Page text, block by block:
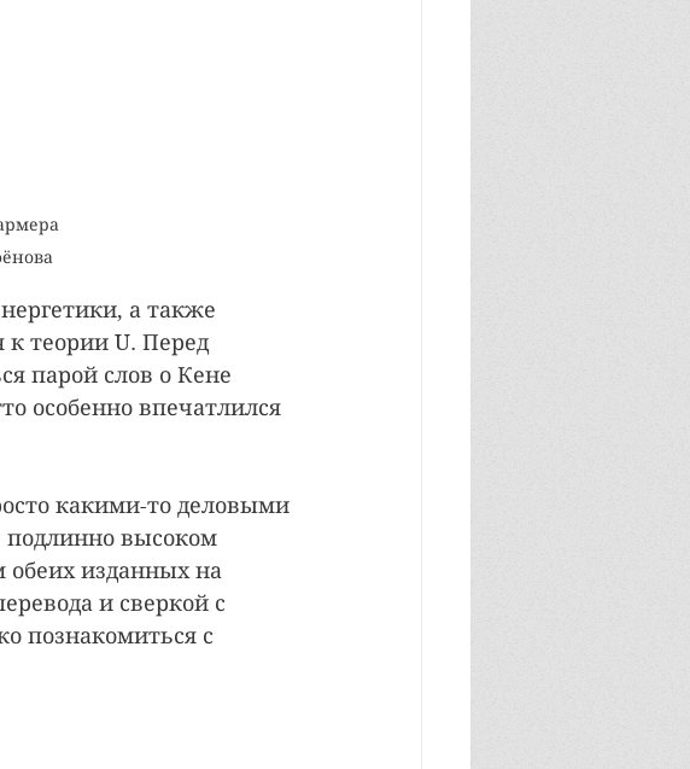
а также
теории U. Перед
парой слов о Кене
особенно впечатлился
какими-то деловыми
высоком
обеих изданных на
и сверкой с
познакомиться с